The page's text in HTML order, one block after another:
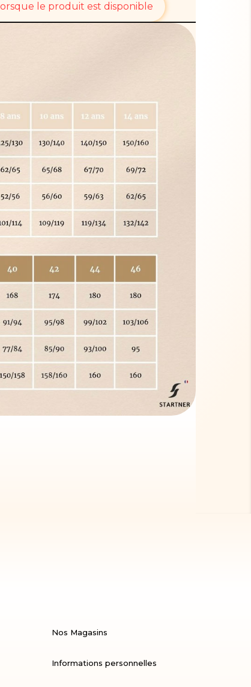
le produit est disponible
Nos Magasins
Informations personnelles